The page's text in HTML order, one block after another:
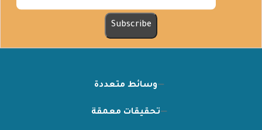
وسائط متعددة
تحقيقات معمقة